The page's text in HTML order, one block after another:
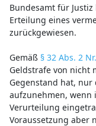
Bundesamt für
Erteilung eines
zurückgewiesen.
Gemäß § 32 Abs. 2
Geldstrafe von nicht
Gegenstand hat,
aufzunehmen, wenn
Verurteilung
Voraussetzung aber